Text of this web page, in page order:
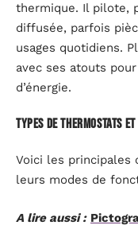
thermique. Il pilote,
diffusée, parfois
usages quotidiens.
avec ses atouts
d’énergie.
Types de thermostats
Voici les principales
leurs modes de
A lire aussi :